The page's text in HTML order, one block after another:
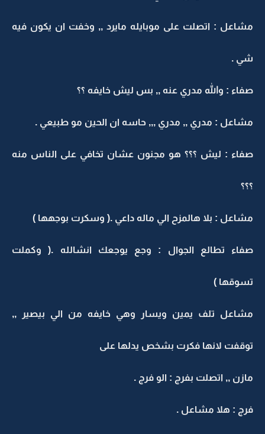
مشاعل : اتصلت على موبايله مايرد ,, وخفت ان يكون فيه
شي .
صفاء : والله مدري عنه ,, بس ليش خايفه ؟؟
مشاعل : مدري ,, مدري ,,, حاسه ان الحين مو طبيعي .
صفاء : ليش ؟؟؟ هو مجنون عشان تخافي على الناس منه
؟؟؟
مشاعل : بلا هالمزح الي ماله داعي .( وسكرت بوجهها )
صفاء تطالع الجوال : وجع يوجعك انشالله .( وكملت
تسوقها )
مشاعل تلف يمين ويسار وهي خايفه من الي بيصير ,,
توقفت لانها فكرت بشخص يدلها على
مازن ,, اتصلت بفرج : الو فرج .
فرج : هلا مشاعل .